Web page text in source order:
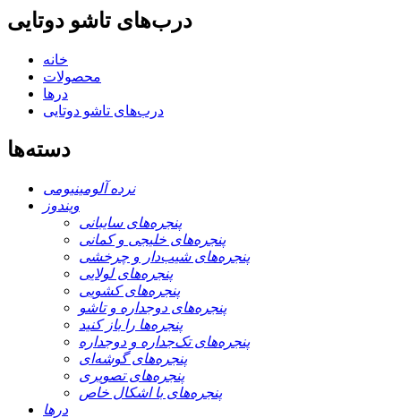
درب‌های تاشو دوتایی
خانه
محصولات
درها
درب‌های تاشو دوتایی
دسته‌ها
نرده آلومینیومی
ویندوز
پنجره‌های سایبانی
پنجره‌های خلیجی و کمانی
پنجره‌های شیب‌دار و چرخشی
پنجره‌های لولایی
پنجره‌های کشویی
پنجره‌های دوجداره و تاشو
پنجره‌ها را باز کنید
پنجره‌های تک‌جداره و دوجداره
پنجره‌های گوشه‌ای
پنجره‌های تصویری
پنجره‌های با اشکال خاص
درها